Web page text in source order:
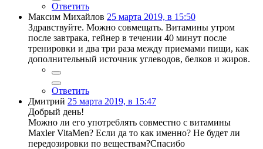
Ответить
Максим Михайлов 25 марта 2019, в 15:50
Здравствуйте. Можно совмещать. Витамины утром
после завтрака, гейнер в течении 40 минут после
тренировки и два три раза между приемами пищи, как
дополнительный источник углеводов, белков и жиров.
Ответить
Дмитрий 25 марта 2019, в 15:47
Добрый день!
Можно ли его употреблять совместно с витамины
Maxler VitaMen? Если да то как именно? Не будет ли
передозировки по веществам?Спасибо